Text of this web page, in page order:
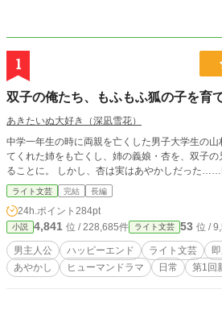
1
双子の俺たち、もふもふ狐の子を育
あきたいぬ大好き（深凪雪花）
中学一年生の時に両親を亡くした男子大学生の
てくれた姉をも亡くし、姉の義娘・杏を、双子
ることに。 しかし、杏は実はあやかしだった
ライト文芸 完結 長編
24h.ポイント 284pt
小説 4,841 位 / 228,685件 ライト文芸 53 位 /
男主人公 ハッピーエンド ライト文芸
あやかし
ヒューマンドラマ 日常 第1回